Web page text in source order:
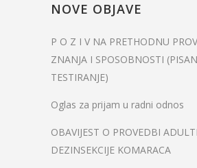
NOVE OBJAVE
P O Z I V NA PRETHODNU
ZNANJA I SPOSOBNOSTI
TESTIRANJE)
Oglas za prijam u radni odnos
OBAVIJEST O PROVEDBI
DEZINSEKCIJE KOMARACA